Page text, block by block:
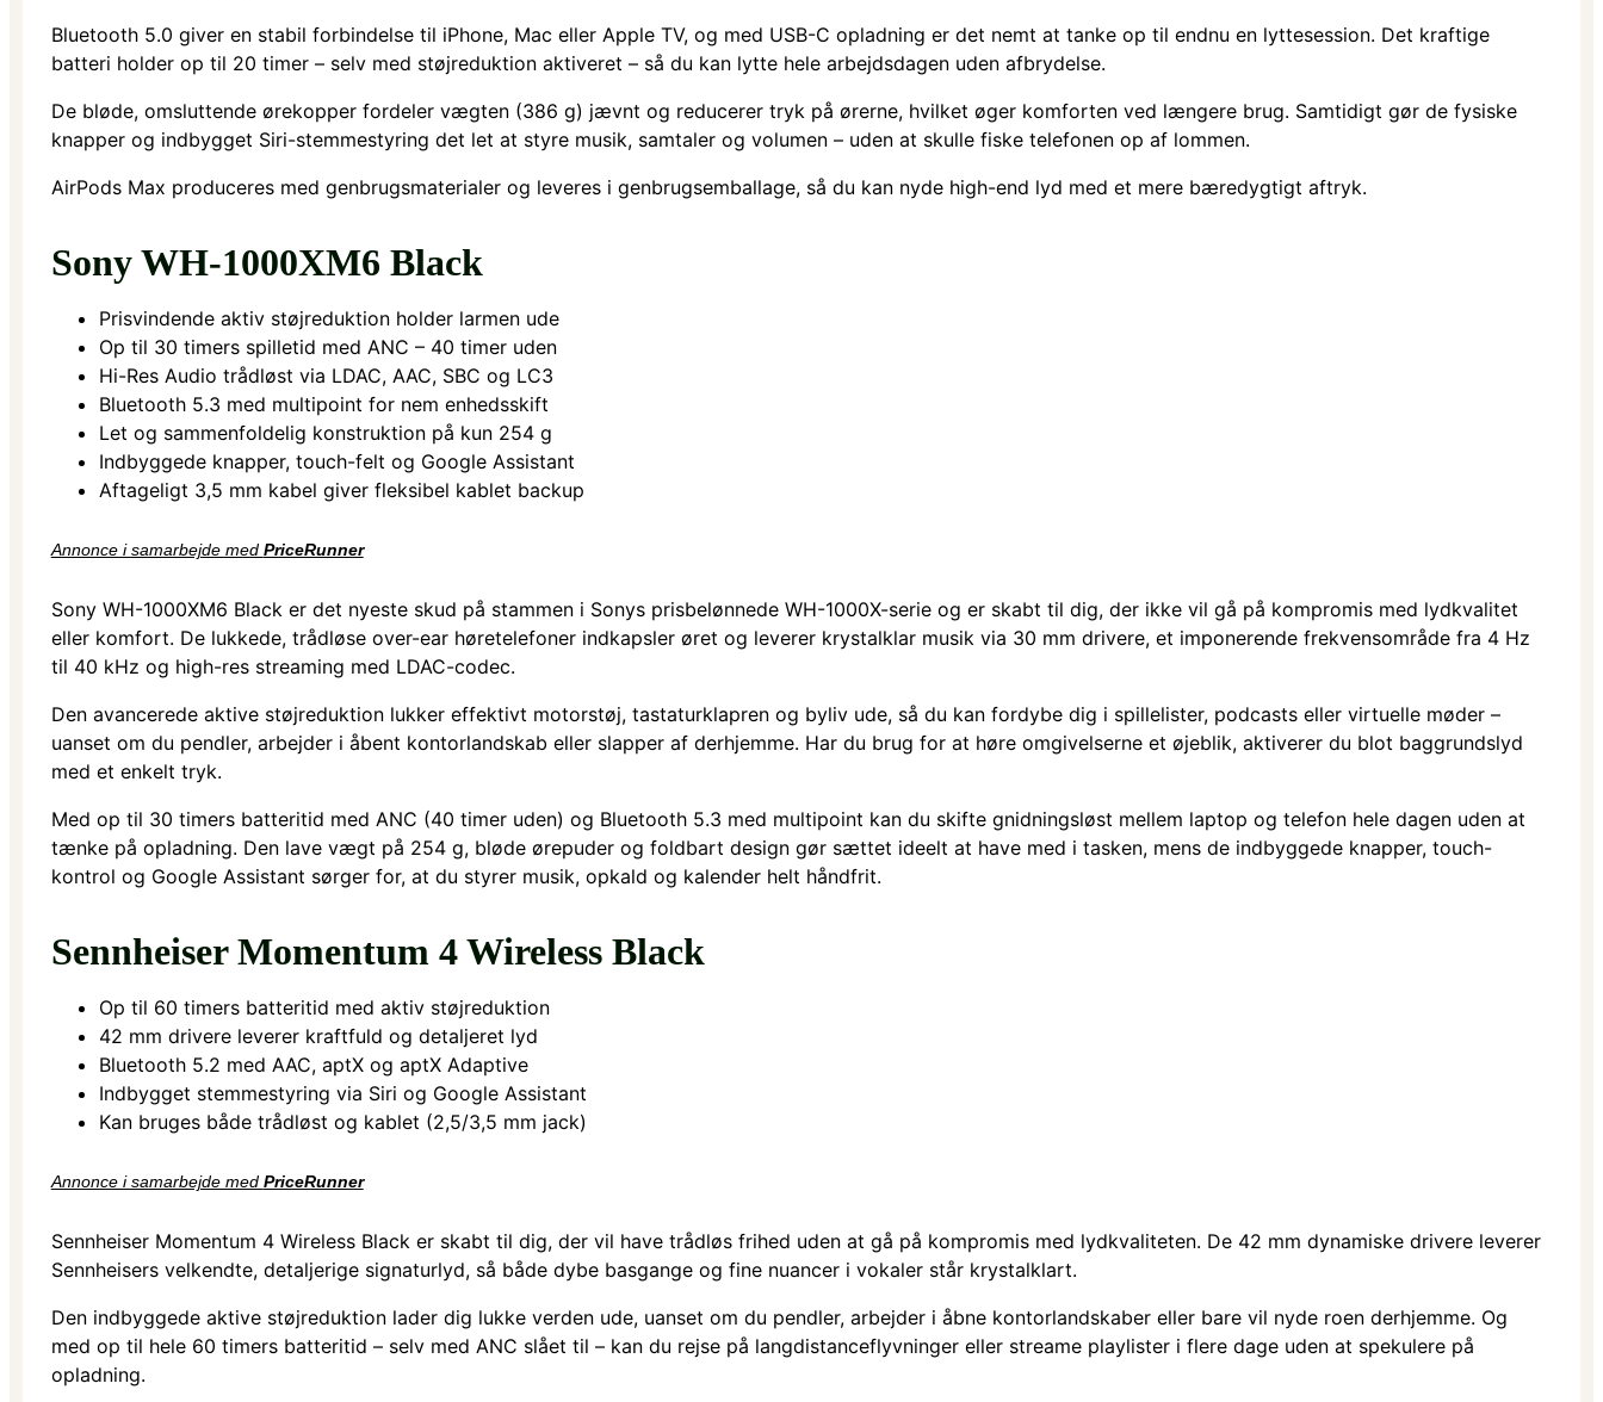
Bluetooth 5.0 giver en stabil forbindelse til iPhone, Mac eller Apple TV, og med USB-C opladning er det nemt at tanke op til endnu en lyttesession. Det kraftige
batteri holder op til 20 timer – selv med støjreduktion aktiveret – så du kan lytte hele arbejdsdagen uden afbrydelse.
De bløde, omsluttende ørekopper fordeler vægten (386 g) jævnt og reducerer tryk på ørerne, hvilket øger komforten ved længere brug. Samtidigt gør de fysiske
knapper og indbygget Siri-stemmestyring det let at styre musik, samtaler og volumen – uden at skulle fiske telefonen op af lommen.
AirPods Max produceres med genbrugsmaterialer og leveres i genbrugsemballage, så du kan nyde high-end lyd med et mere bæredygtigt aftryk.
Sony WH-1000XM6 Black
Prisvindende aktiv støjreduktion holder larmen ude
Op til 30 timers spilletid med ANC – 40 timer uden
Hi-Res Audio trådløst via LDAC, AAC, SBC og LC3
Bluetooth 5.3 med multipoint for nem enhedsskift
Let og sammenfoldelig konstruktion på kun 254 g
Indbyggede knapper, touch-felt og Google Assistant
Aftageligt 3,5 mm kabel giver fleksibel kablet backup
Annonce i samarbejde med PriceRunner
Sony WH-1000XM6 Black er det nyeste skud på stammen i Sonys prisbelønnede WH-1000X-serie og er skabt til dig, der ikke vil gå på kompromis med lydkvalitet
eller komfort. De lukkede, trådløse over-ear høretelefoner indkapsler øret og leverer krystalklar musik via 30 mm drivere, et imponerende frekvensområde fra 4 Hz
til 40 kHz og high-res streaming med LDAC-codec.
Den avancerede aktive støjreduktion lukker effektivt motorstøj, tastaturklapren og byliv ude, så du kan fordybe dig i spillelister, podcasts eller virtuelle møder –
uanset om du pendler, arbejder i åbent kontorlandskab eller slapper af derhjemme. Har du brug for at høre omgivelserne et øjeblik, aktiverer du blot baggrundslyd
med et enkelt tryk.
Med op til 30 timers batteritid med ANC (40 timer uden) og Bluetooth 5.3 med multipoint kan du skifte gnidningsløst mellem laptop og telefon hele dagen uden at
tænke på opladning. Den lave vægt på 254 g, bløde ørepuder og foldbart design gør sættet ideelt at have med i tasken, mens de indbyggede knapper, touch-
kontrol og Google Assistant sørger for, at du styrer musik, opkald og kalender helt håndfrit.
Sennheiser Momentum 4 Wireless Black
Op til 60 timers batteritid med aktiv støjreduktion
42 mm drivere leverer kraftfuld og detaljeret lyd
Bluetooth 5.2 med AAC, aptX og aptX Adaptive
Indbygget stemmestyring via Siri og Google Assistant
Kan bruges både trådløst og kablet (2,5/3,5 mm jack)
Annonce i samarbejde med PriceRunner
Sennheiser Momentum 4 Wireless Black er skabt til dig, der vil have trådløs frihed uden at gå på kompromis med lydkvaliteten. De 42 mm dynamiske drivere leverer
Sennheisers velkendte, detaljerige signaturlyd, så både dybe basgange og fine nuancer i vokaler står krystalklart.
Den indbyggede aktive støjreduktion lader dig lukke verden ude, uanset om du pendler, arbejder i åbne kontorlandskaber eller bare vil nyde roen derhjemme. Og
med op til hele 60 timers batteritid – selv med ANC slået til – kan du rejse på langdistanceflyvninger eller streame playlister i flere dage uden at spekulere på
opladning.